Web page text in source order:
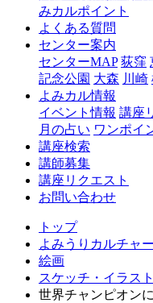
みカルポイント
よくある質問
センター案内
センターMAP 荻窪
記念公園 大森 川崎
よみカル情報
イベント情報 講座
月の占い ワンポイ
講座検索
講師募集
講座リクエスト
お問い合わせ
トップ
よみうりカルチャ
絵画
スケッチ・イラス
世界チャンピオン